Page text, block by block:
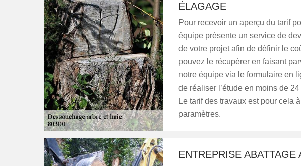
ÉLAGAGE
Pour recevoir un aperçu du tarif
équipe présente un service de
de votre projet afin de définir le
pouvez le récupérer en faisant
notre équipe via le formulaire en
de réaliser l’étude en moins de
Le tarif des travaux est pour cela
paramètres.
ENTREPRISE ABATTAGE